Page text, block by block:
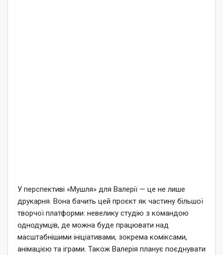
У перспективі «Мушля» для Валерії — це не лише
друкарня. Вона бачить цей проєкт як частину більшої
творчої платформи: невелику студію з командою
однодумців, де можна буде працювати над
масштабнішими ініціативами, зокрема коміксами,
анімацією та іграми. Також Валерія планує поєднувати